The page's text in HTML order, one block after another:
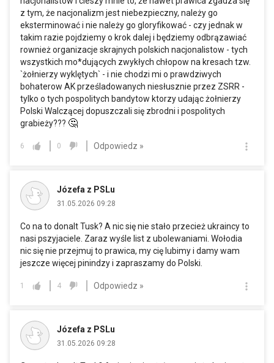
z tym, że nacjonalizm jest niebezpieczny, należy go
eksterminować i nie należy go gloryfikować - czy jednak w
takim razie pojdziemy o krok dalej i będziemy odbrązawiać
rownież organizacje skrajnych polskich nacjonalistow - tych
wszystkich mo*dujących zwykłych chłopow na kresach tzw.
`żołnierzy wyklętych` - i nie chodzi mi o prawdziwych
bohaterow AK prześladowanych niesłusznie przez ZSRR -
tylko o tych pospolitych bandytow ktorzy udając żołnierzy
Polski Walczącej dopuszczali się zbrodni i pospolitych
grabieży??? 🤔
6 0 Odpowiedz »
Józefa z PSLu
31.05.2026 09:28
Co na to donalt Tusk? A nic się nie stało przecież ukraincy to
nasi pszyjaciele. Zaraz wyśle list z ubolewaniami. Wołodia
nic się nie przejmuj to prawica, my cię lubimy i damy wam
jeszcze więcej pinindzy i zapraszamy do Polski.
1 4 Odpowiedz »
Józefa z PSLu
31.05.2026 09:28